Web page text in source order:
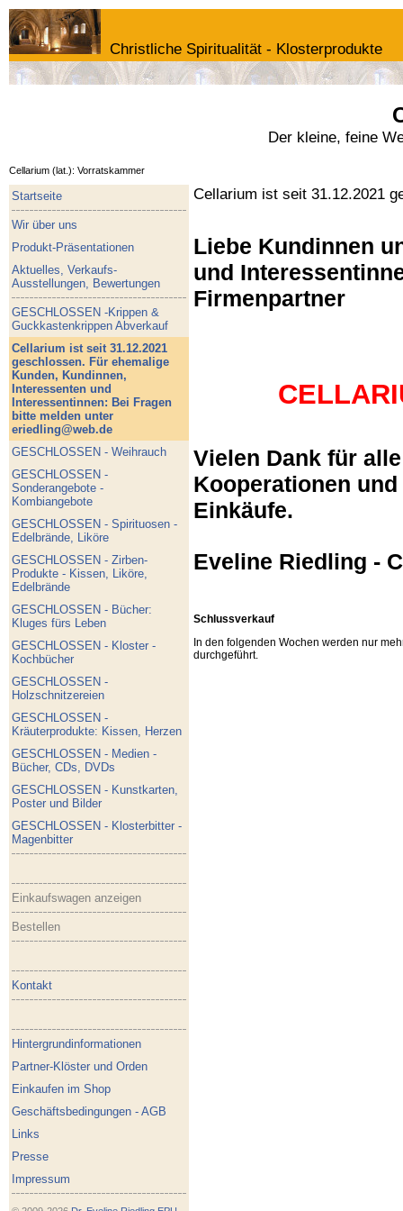
Christliche Spiritualität - Klosterprodukte
Der kleine, feine
Cellarium (lat.): Vorratskammer
Startseite
Wir über uns
Produkt-Präsentationen
Aktuelles, Verkaufs-
Ausstellungen, Bewertungen
GESCHLOSSEN -Krippen &
Guckkastenkrippen Abverkauf
Cellarium ist seit 31.12.2021
geschlossen. Für ehemalige
Kunden, Kundinnen,
Interessenten und
Interessentinnen: Bei Fragen
bitte melden unter
eriedling@web.de
GESCHLOSSEN - Weihrauch
GESCHLOSSEN -
Sonderangebote -
Kombiangebote
GESCHLOSSEN - Spirituosen -
Edelbrände, Liköre
GESCHLOSSEN - Zirben-
Produkte - Kissen, Liköre,
Edelbrände
GESCHLOSSEN - Bücher:
Kluges fürs Leben
GESCHLOSSEN - Kloster -
Kochbücher
GESCHLOSSEN -
Holzschnitzereien
GESCHLOSSEN -
Kräuterprodukte: Kissen, Herzen
GESCHLOSSEN - Medien -
Bücher, CDs, DVDs
GESCHLOSSEN - Kunstkarten,
Poster und Bilder
GESCHLOSSEN - Klosterbitter -
Magenbitter
Einkaufswagen anzeigen
Bestellen
Kontakt
Hintergrundinformationen
Partner-Klöster und Orden
Einkaufen im Shop
Geschäftsbedingungen - AGB
Links
Presse
Impressum
Cellarium ist seit 31.12.2021
Liebe Kundinnen
und
Firmenpartner
Vielen Dank für
Kooperationen
Einkäufe.
Eveline Riedling -
Schlussverkauf
In den folgenden Wochen werden nur
durchgeführt.